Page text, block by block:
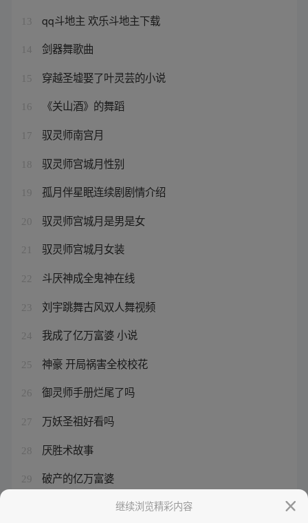
13 qq斗地主 欢乐斗地主下载
14 剑器舞歌曲
15 穿越圣墟娶了叶灵芸的小说
16 《关山酒》的舞蹈
17 驭灵师南宫月
18 驭灵师宫城月性别
19 孤月伴星眠连续剧剧情介绍
20 驭灵师宫城月是男是女
21 驭灵师宫城月女装
22 斗厌神成全鬼神在线
23 刘宇跳舞古风双人舞视频
24 我成了亿万富婆 小说
25 神豪 开局祸害全校校花
26 御灵师手册烂尾了吗
27 万妖圣祖好看吗
28 厌胜术故事
29 破产的亿万富婆
继续浏览精彩内容